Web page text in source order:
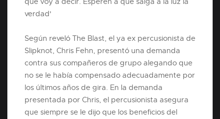
verdad'
Según reveló The Blast, el ya ex percusionista de
Slipknot, Chris Fehn, presentó una demanda
contra sus compañeros de grupo alegando que
no se le había compensado adecuadamente por
los últimos años de gira. En la demanda
presentada por Chris, el percusionista asegura
que siempre se le dijo que los beneficios del